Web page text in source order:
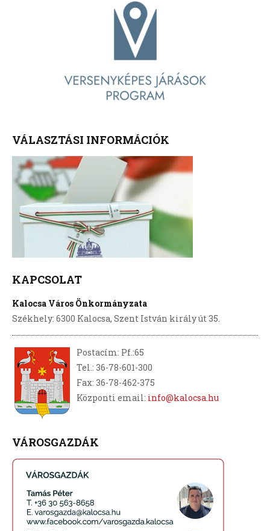
VÁLASZTÁSI INFORMÁCIÓK
KAPCSOLAT
Kalocsa Város Önkormányzata
Székhely: 6300 Kalocsa, Szent István király út 35.
Postacím: Pf.:65
Tel.: 36-78-601-300
Fax: 36-78-462-375
Központi email: info@kalocsa.hu
VÁROSGAZDÁK